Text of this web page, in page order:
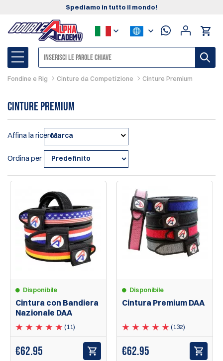
Spediamo in tutto il mondo!
Fondine e Rig Cinture da Competizione Cinture Premium
Cinture Premium
Affina la ricercaMarca
Ordina per
Disponibile
Cintura con Bandiera
Nazionale DAA
(11)
€62.95
Disponibile
Cintura Premium DAA
(132)
€62.95